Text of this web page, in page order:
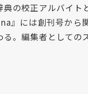
の校正アルバイト
』には創刊号から
。編集者としての